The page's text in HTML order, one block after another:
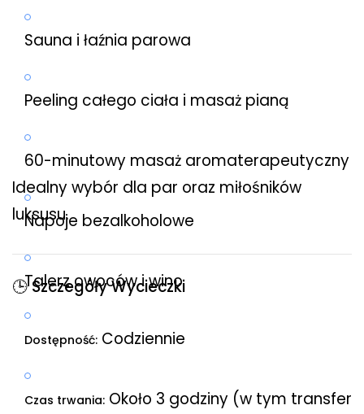
Sauna i łaźnia parowa
Peeling całego ciała i masaż pianą
60-minutowy masaż aromaterapeutyczny
Napoje bezalkoholowe
Talerz owoców i wino
Idealny wybór dla par oraz miłośników
luksusu.
🕒 Szczegóły Wycieczki
Dostępność: Codziennie
Czas trwania: Około 3 godziny (w tym transfer